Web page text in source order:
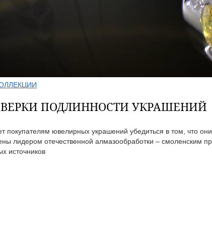
ПОДЛИННОСТИ УКРАШЕНИЙ
покупателям ювелирных украшений убедиться в том, что
лидером отечественной алмазообработки – смоленским
источников